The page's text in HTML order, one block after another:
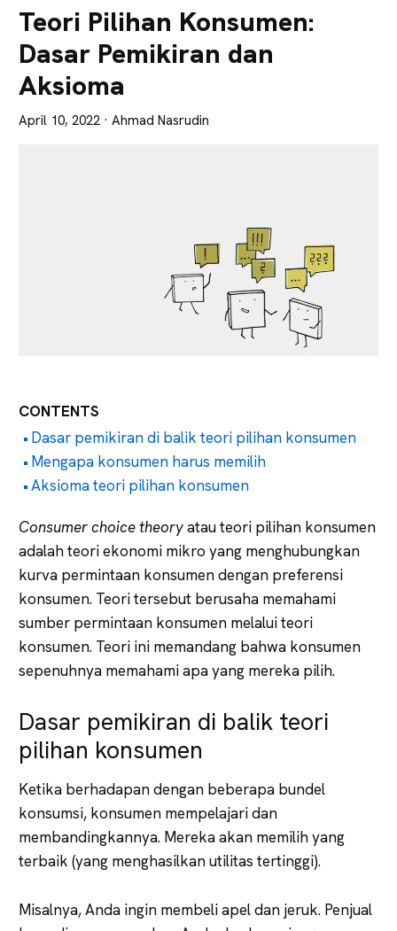
Tajam
Teori Pilihan Konsumen:
Dasar Pemikiran dan
Aksioma
April 10, 2022 · Ahmad Nasrudin
CONTENTS
Dasar pemikiran di balik teori pilihan konsumen
Mengapa konsumen harus memilih
Aksioma teori pilihan konsumen
Consumer choice theoryatau teori pilihan konsumen
adalah teori ekonomi mikro yang menghubungkan
kurva permintaan konsumen dengan preferensi
konsumen. Teori tersebut berusaha memahami
sumber permintaan konsumen melalui teori
konsumen. Teori ini memandang bahwa konsumen
sepenuhnya memahami apa yang mereka pilih.
Dasar pemikiran di balik teori
pilihan konsumen
Ketika berhadapan dengan beberapa bundel
konsumsi, konsumen mempelajari dan
membandingkannya. Mereka akan memilih yang
terbaik (yang menghasilkan utilitas tertinggi).
Misalnya, Anda ingin membeli apel dan jeruk. Penjual